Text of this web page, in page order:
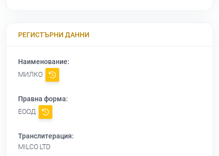
РЕГИСТЪРНИ ДАННИ
Наименование:
МИЛКО
Правна форма:
ЕООД
Транслитерация:
MILCO LTD